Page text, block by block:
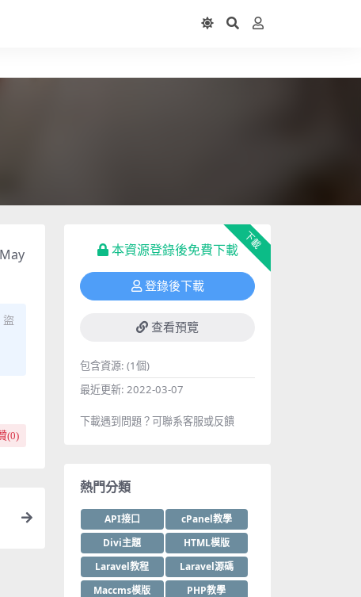
(0)
下載
本資源登錄後免費下載
登錄後下載
查看預覽
包含資源: (1個)
最近更新: 2022-03-07
下載遇到問題？可聯系客服或反饋
熱門分類
API接口
cPanel教學
Divi主題
HTML模版
Laravel教程
Laravel源碼
Maccms模版
PHP教學